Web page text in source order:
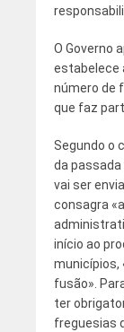
O Governo
estabelece
número de
que faz
Segundo o
da
vai ser
consagra
início ao
municípios,
fusão».
ter
freguesias